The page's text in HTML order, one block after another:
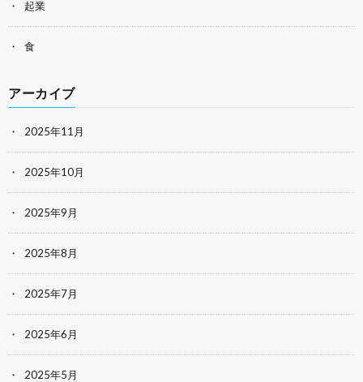
起業
食
アーカイブ
2025年11月
2025年10月
2025年9月
2025年8月
2025年7月
2025年6月
2025年5月